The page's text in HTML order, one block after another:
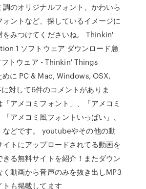
調のオリジナルフォント、かわいら
ォントなど、探しているイメージに
をみつけてくださいね。 Thinkin'
1 ソフトウェア ダウンロード急
トウェア - Thinkin' Things
に PC & Mac, Windows, OSX,
対して6件のコメントがありま
アメコミフォント」、「アメコミ
アメコミ風フォントいっぱい」、
などです。 youtubeやその他の動
トにアップロードされてる動画を
きる無料サイトを紹介！またダウン
く動画から音声のみを抜き出しMP3
も掲載してます